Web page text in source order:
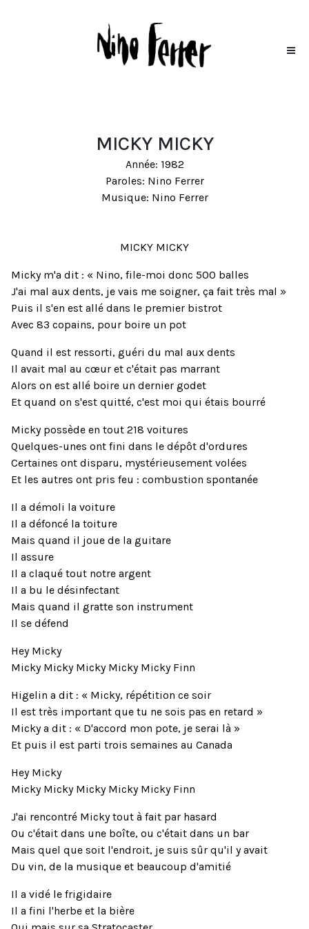
MICKY MICKY
Année: 1982
Paroles: Nino Ferrer
Musique: Nino Ferrer
MICKY MICKY
Micky m'a dit : « Nino, file-moi donc 500 balles
J'ai mal aux dents, je vais me soigner, ça fait très mal »
Puis il s'en est allé dans le premier bistrot
Avec 83 copains, pour boire un pot
Quand il est ressorti, guéri du mal aux dents
Il avait mal au cœur et c'était pas marrant
Alors on est allé boire un dernier godet
Et quand on s'est quitté, c'est moi qui étais bourré
Micky possède en tout 218 voitures
Quelques-unes ont fini dans le dépôt d'ordures
Certaines ont disparu, mystérieusement volées
Et les autres ont pris feu : combustion spontanée
Il a démoli la voiture
Il a défoncé la toiture
Mais quand il joue de la guitare
Il assure
Il a claqué tout notre argent
Il a bu le désinfectant
Mais quand il gratte son instrument
Il se défend
Hey Micky
Micky Micky Micky Micky Micky Finn
Higelin a dit : « Micky, répétition ce soir
Il est très important que tu ne sois pas en retard »
Micky a dit : « D'accord mon pote, je serai là »
Et puis il est parti trois semaines au Canada
Hey Micky
Micky Micky Micky Micky Micky Finn
J'ai rencontré Micky tout à fait par hasard
Ou c'était dans une boîte, ou c'était dans un bar
Mais quel que soit l'endroit, je suis sûr qu'il y avait
Du vin, de la musique et beaucoup d'amitié
Il a vidé le frigidaire
Il a fini l'herbe et la bière